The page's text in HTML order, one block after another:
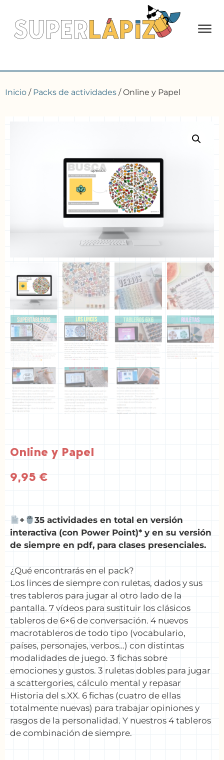
Inicio / Packs de actividades / Online y Papel
Online y Papel
9,95 €
+
35 actividades en total en versión
interactiva (con Power Point)* y en su versión
de siempre en pdf, para clases presenciales.
¿Qué encontrarás en el pack?
Los linces de siempre con ruletas, dados y sus
tres tableros para jugar al otro lado de la
pantalla. 7 vídeos para sustituir los clásicos
tableros de 6×6 de conversación. 4 nuevos
macrotableros de todo tipo (vocabulario,
países, personajes, verbos…) con distintas
modalidades de juego. 3 fichas sobre
emociones y gustos. 3 ruletas dobles para jugar
a scattergories, cálculo mental y repasar
Historia del s.XX. 6 fichas (cuatro de ellas
totalmente nuevas) para trabajar opiniones y
rasgos de la personalidad. Y nuestros 4 tableros
de combinación de siempre.